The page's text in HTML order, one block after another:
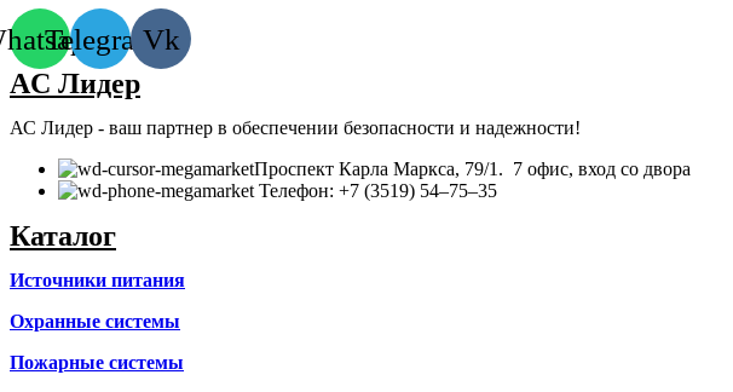
TelegramVk
AC Лидер
АС Лидер - ваш партнер в обеспечении безопасности и надежности!
​Проспект Карла Маркса, 79/1. 7 офис, вход со двора
Телефон: +7 (3519) 54‒75‒35
Каталог
Источники питания
Охранные системы
Пожарные системы